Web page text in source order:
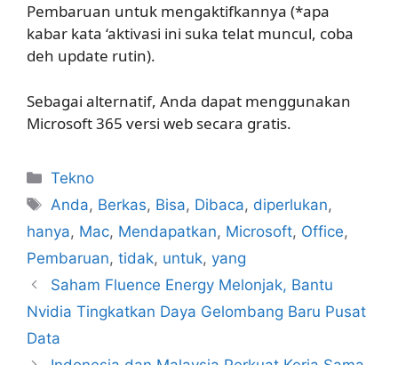
Pembaruan untuk mengaktifkannya (*apa
kabar kata ‘aktivasi ini suka telat muncul, coba
deh update rutin).
Sebagai alternatif, Anda dapat menggunakan
Microsoft 365 versi web secara gratis.
Kategori
Tekno
Tag
Anda, Berkas, Bisa, Dibaca, diperlukan,
hanya, Mac, Mendapatkan, Microsoft, Office,
Pembaruan, tidak, untuk, yang
Saham Fluence Energy Melonjak, Bantu
Nvidia Tingkatkan Daya Gelombang Baru Pusat
Data